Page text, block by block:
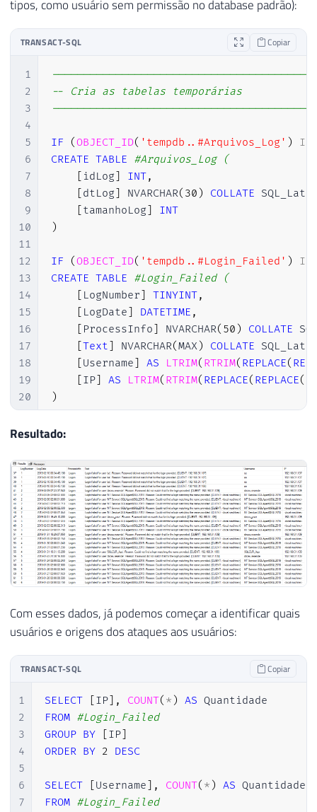
tipos, como usuário sem permissão no database padrão):
TRANSACT-SQL Copiar
1
2
3
4
5
6
7
8
9
10
11
12
13
14
15
16
17
18
19
20
21
22
24
25
26
27
28
29
30
31
33
34
36
38
39
40
41
42
43
44
-- Cria as tabelas temporárias
IF (OBJECT_ID( 'tempdb..#Arquivos_Log' )
IS
CREATE TABLE #Arquivos_Log (
[ idLog] INT,
[dtLog] NVARCHAR( 30 ) COLLATE
[tamanhoLog]
INT
)
IF (OBJECT_ID( 'tempdb..#Login_Failed' )
IS
CREATE TABLE #Login_Failed (
[ LogNumber] TINYINT,
[ LogDate] DATETIME ,
[ ProcessInfo] NVARCHAR( 50 ) COLLATE
[Text] NVARCHAR(MAX) COLLATE
[Username] AS LTRIM( RTRIM( REPLACE(
[IP] AS LTRIM( RTRIM( REPLACE( REPLACE(
)
INSERT INTO #Arquivos_Log
EXEC sys.sp_enumerrorlogs
-- Loop para procurar por falhas de login
DECLARE
@Total
) FROM
WHILE(@Contador <
BEGIN
INSERT INTO
#Login_Failed (LogDate,
EXEC master.dbo
Resultado:
Com esses dados, já podemos começar a identificar quais
usuários e origens dos ataques aos usuários:
TRANSACT-SQL Copiar
1
2
3
4
5
6
7
SELECT IP] , COUNT( * ) AS
FROM #Login_Failed
GROUP BY IP]
ORDER BY 2 DESC
SELECT Username , COUNT( * ) AS
FROM #Login_Failed